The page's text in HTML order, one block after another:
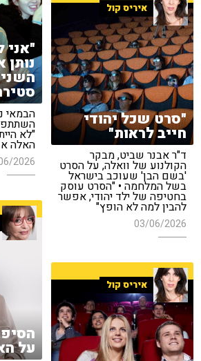
"אני
הבמאי
"לא
האלה
2026
איריס קול
"סרט שכל יהודי
חייב לראות"
ד"ר אבנר שביט, מבקר
הקולנוע של וואלה, על הסרט
'בשם הבן' שעוכב בישראל
בשל המלחמה • "הסרט עוסק
בחטיפה של ילד יהודי, אפשר
להבין למה לא הופץ"
03/06/2026
על
איריס קול